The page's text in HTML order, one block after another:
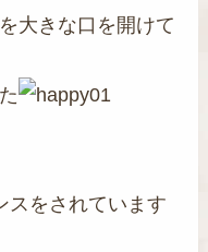
を大きな口を開けて
スをされています